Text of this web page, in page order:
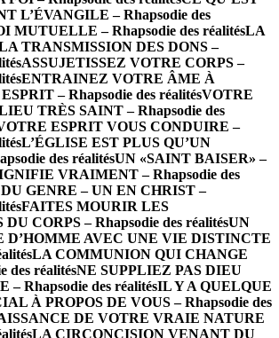
L’ÉVANGILE – Rhapsodie des
MUTUELLE – Rhapsodie des réalitésLA
TRANSMISSION DES DONS –
ASSUJETISSEZ VOTRE CORPS –
ENTRAINEZ VOTRE ÂME À
– Rhapsodie des réalitésVOTRE
TRÈS SAINT – Rhapsodie des
ESPRIT VOUS CONDUIRE –
L’ÉGLISE EST PLUS QU’UN
des réalitésUN «SAINT BAISER» –
VRAIMENT – Rhapsodie des
GENRE – UN EN CHRIST –
FAITES MOURIR LES
CORPS – Rhapsodie des réalitésUN
D’HOMME AVEC UNE VIE DISTINCTE
LA COMMUNION QUI CHANGE
des réalitésNE SUPPLIEZ PAS DIEU
– Rhapsodie des réalitésIL Y A QUELQUE
À PROPOS DE VOUS – Rhapsodie des
DE VOTRE VRAIE NATURE
LA CIRCONCISION VENANT DU